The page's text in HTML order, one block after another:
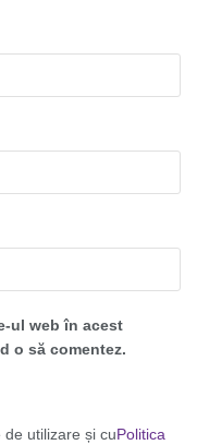
ul web în acest
o să comentez.
utilizare și cuPolitica